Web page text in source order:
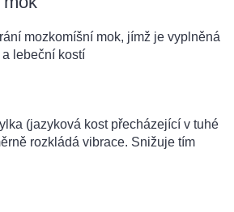
mozkomíšní mok, jímž je vyplněná
lebeční kostí
(jazyková kost přecházející v tuhé
rozkládá vibrace. Snižuje tím